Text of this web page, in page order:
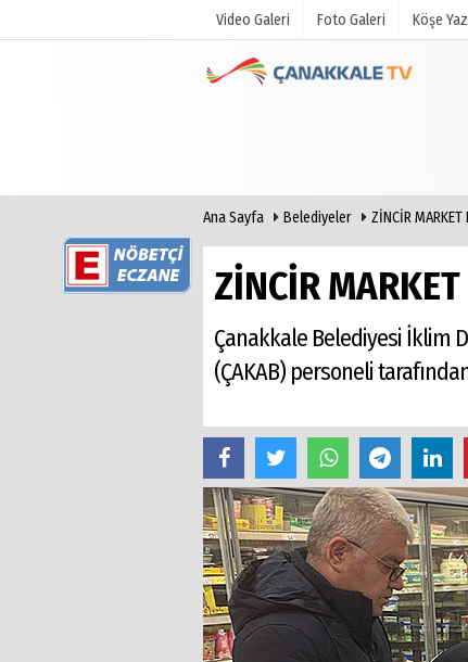
Video Galeri Foto Galeri Köşe
Gazete Arşivi
Hava
Ana Sayfa Belediyeler ZİNCİR MARKET
ZİNCİR
Çanakkale Belediyesi İklim
(ÇAKAB) personeli